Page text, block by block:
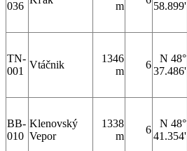
036 m 58.899'
TN-
001
Vtáčnik
1346
m
6
N 48°
37.486'
BB-
010
Klenovský
Vepor
1338
m
6
N 48°
41.354'